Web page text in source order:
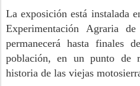
La exposición está instalada
Experimentación Agraria
permanecerá hasta finales
población, en un punto de
historia de las viejas